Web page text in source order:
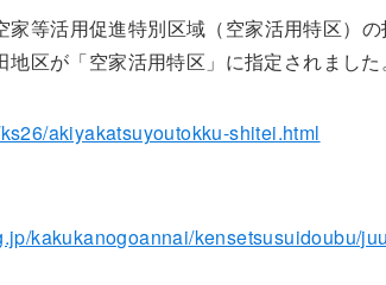
等活用促進特別区域（空家活用特区）
区が「空家活用特区」に指定されました。
akiyakatsuyoutokku-shitei.html
kakukanogoannai/kensetsusuidoubu/